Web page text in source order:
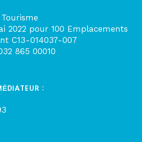
2022 pour 100 Emplacements
C13-014037-007
865 00010
: